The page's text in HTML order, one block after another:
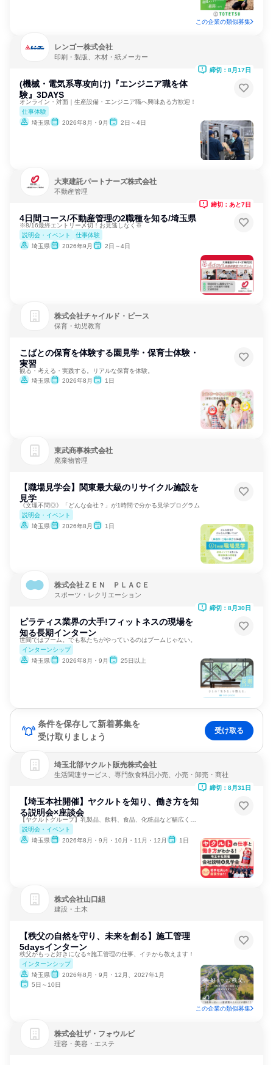
この企業の類似募集
レンゴー株式会社
印刷・製版、木材・紙メーカー
(機械・電気系専攻向け)『エンジニア職を体
験』3DAYS
オンライン・対面｜生産設備・エンジニア職へ興味ある方歓迎！
仕事体験
埼玉県
2026年8月・9月 2日～4日
締切：8月17日
大東建託パートナーズ株式会社
不動産管理
4日間コース/不動産管理の2職種を知る/埼玉県
※8/16最終エントリー〆切！お見逃しなく※
説明会・イベント
仕事体験
埼玉県
2026年9月 2日～4日
締切：あと7日
株式会社チャイルド・ピース
保育・幼児教育
こばとの保育を体験する園見学・保育士体験・
実習
観る・考える・実践する。リアルな保育を体験。
埼玉県
2026年8月 1日
東武商事株式会社
廃棄物管理
【職場見学会】関東最大級のリサイクル施設を
見学
《文理不問◎》「どんな会社？」が1時間で分かる見学プログラム
説明会・イベント
埼玉県
2026年8月 1日
株式会社ＺＥＮ ＰＬＡＣＥ
スポーツ・レクリエーション
ピラティス業界の大手!フィットネスの現場を
知る長期インターン
世間ではブーム。でも私たちがやっているのはブームじゃない。
インターンシップ
埼玉県
2026年8月・9月 25日以上
締切：8月30日
条件を保存して新着募集を
受け取りましょう
受け取る
埼玉北部ヤクルト販売株式会社
生活関連サービス、専門飲食料品小売、小売・卸売・商社
【埼玉本社開催】ヤクルトを知り、働き方を知
る説明会×座談会
説明会・イベント
埼玉県
2026年8月・9月・10月・11月・12月 1日
締切：8月31日
株式会社山口組
建設・土木
【秩父の自然を守り、未来を創る】施工管理
5daysインターン
秩父がもっと好きになる⭐施工管理の仕事、イチから教えます！
インターンシップ
埼玉県
2026年8月・9月・12月、2027年1月
5日～10日
この企業の類似募集
株式会社ザ・フォウルビ
理容・美容・エステ